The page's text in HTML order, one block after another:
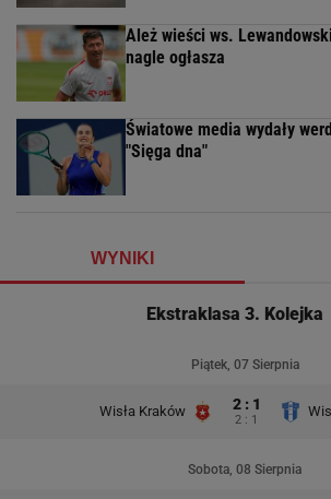
Ależ wieści ws.
nagle ogłasza
Światowe media wydały
"Sięga dna"
WYNIKI
Ekstraklasa 3. Kolejka
Piątek, 07 Sierpnia
Wisła Kraków 2 : 1
2 : 1
Sobota, 08 Sierpnia